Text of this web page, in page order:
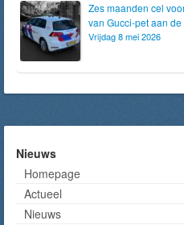
Zes maanden cel
van Gucci-pet aan
Vrijdag 8 mei 2026
Nieuws
Homepage
Actueel
Nieuws